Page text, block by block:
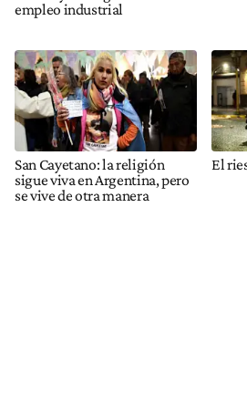
empleo industrial
San Cayetano: la religión
sigue viva en Argentina, pero
se vive de otra manera
El